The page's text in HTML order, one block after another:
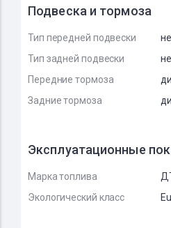
Подвеска и тормоза
Тип передней подвески
Тип задней подвески
Передние тормоза
Задние тормоза
Эксплуатационные
Марка топлива
Экологический класс